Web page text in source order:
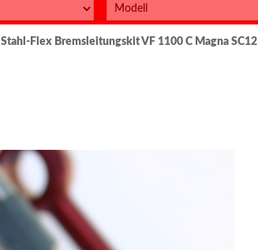
Stahl-Flex Bremsleitungskit VF 1100 C Magna SC12